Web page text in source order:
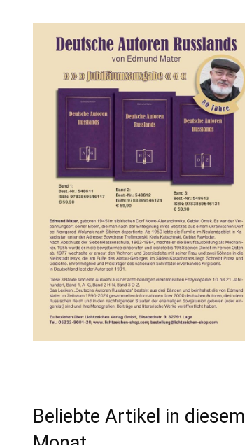
Beliebte Artikel in diesem